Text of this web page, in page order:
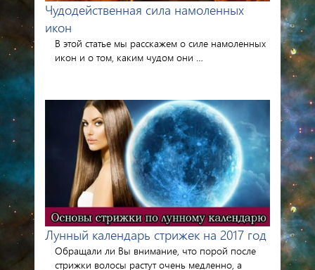
Чудодейственная сила намоленных
икон
В этой статье мы расскажем о силе намоленных
икон и о том, каким чудом они …
Лунный календарь стрижек на 2017 год
Обращали ли Вы внимание, что порой после
стрижки волосы растут очень медленно, а